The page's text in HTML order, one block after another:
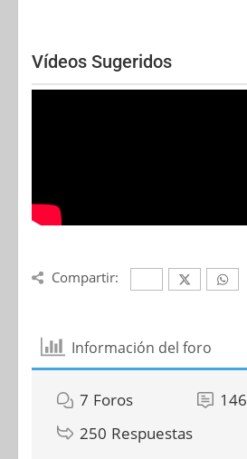
Vídeos Sugeridos
Compartir:
Información del foro
7 Foros 146
250 Respuestas